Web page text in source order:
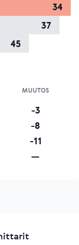
34
37
45
MUUTOS
-3
-8
-11
—